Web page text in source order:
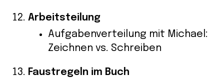
Arbeitsteilung
Aufgabenverteilung mit Michael:
Zeichnen vs. Schreiben
Faustregeln im Buch